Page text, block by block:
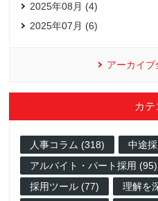
2025年08月 (4)
2025年07月 (6)
アーカイ
カテ
人事コラム (318)
中途
アルバイト・パート採用 (95)
採用ツール (77)
理解を